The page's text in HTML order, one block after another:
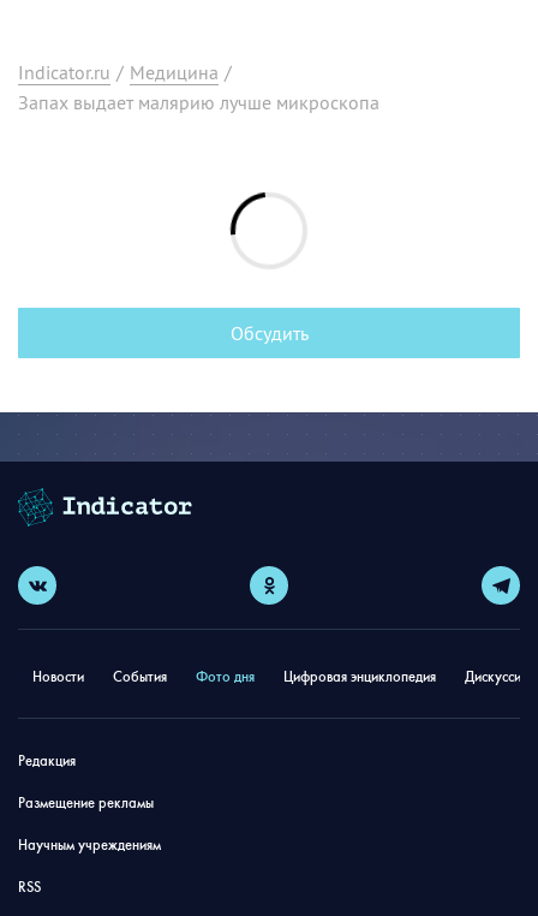
Indicator.ru / Медицина /
Запах выдает малярию лучше микроскопа
Обсудить
Новости События Фото дня Цифровая энциклопедия
Редакция
Размещение рекламы
Научным учреждениям
RSS